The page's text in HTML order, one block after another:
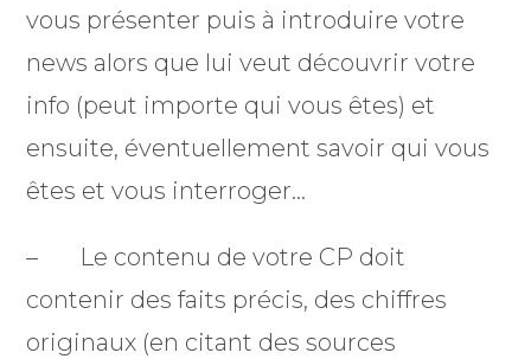
vous présenter puis à introduire votre
news alors que lui veut découvrir votre
info (peut importe qui vous êtes) et
ensuite, éventuellement savoir qui vous
êtes et vous interroger…
– Le contenu de votre CP doit
contenir des faits précis, des chiffres
originaux (en citant des sources